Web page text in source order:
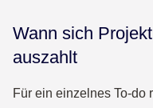
Wann sich
auszahlt
Für ein einzelnes To-do